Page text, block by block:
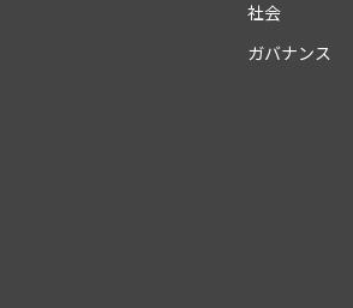
社会
ガバナンス